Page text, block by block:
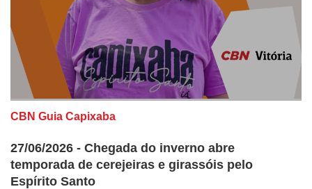
CBN Guia Capixaba
27/06/2026 - Chegada do inverno abre
temporada de cerejeiras e girassóis pelo
Espírito Santo